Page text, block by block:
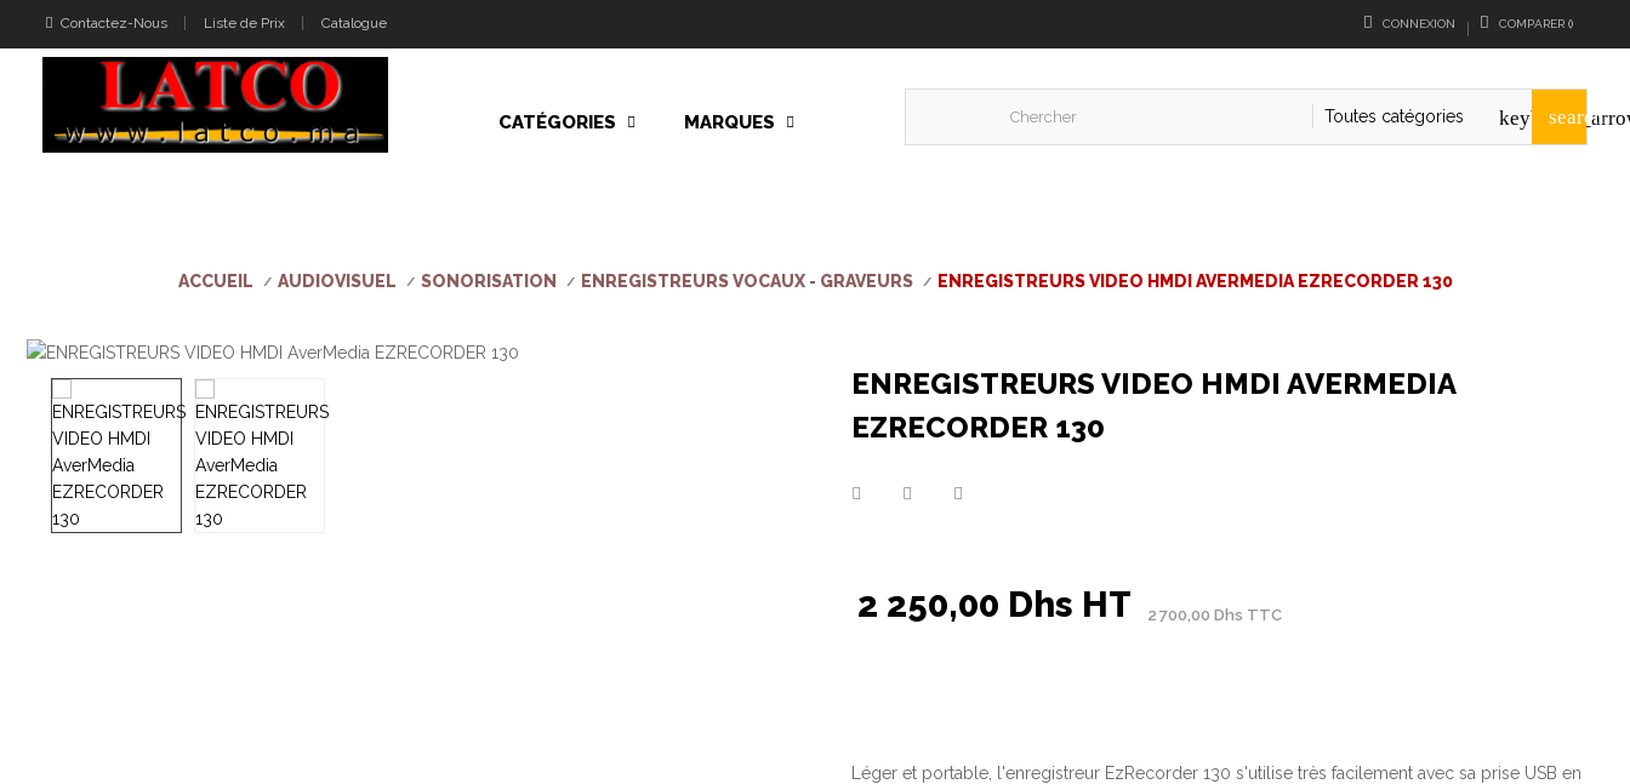
Contactez-Nous Liste de Prix Catalogue CONNEXION COMPARER ()
CATÉGORIES MARQUES Toutes catégories search
ACCUEIL AUDIOVISUEL SONORISATION ENREGISTREURS VOCAUX - GRAVEURS ENREGISTREURS VIDEO HMDI AVERMEDIA EZRECORDER 130
ENREGISTREURS VIDEO HMDI AVERMEDIA
EZRECORDER 130
2 250,00 Dhs HT 2 700,00 Dhs TTC
Léger et portable, l'enregistreur EzRecorder 130 s'utilise très facilement avec sa prise USB en